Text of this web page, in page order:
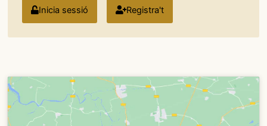
Inicia sessió Registra't